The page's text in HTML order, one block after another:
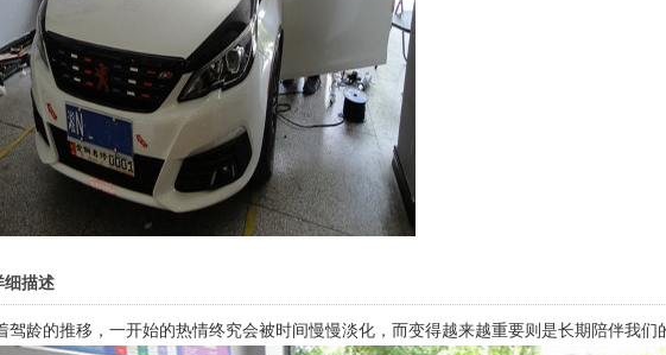
细描述
驾龄的推移，一开始的热情终究会被时间慢慢淡化，而变得越来越重要则是长期陪伴我们